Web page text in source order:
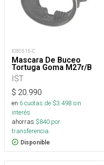
t080515-C
Mascara De Buceo
Tortuga Goma M27r/B
IST
$ 20.990
en 6cuotas de $3.498sin
interés
ahorras $840 por
transferencia.
Disponible